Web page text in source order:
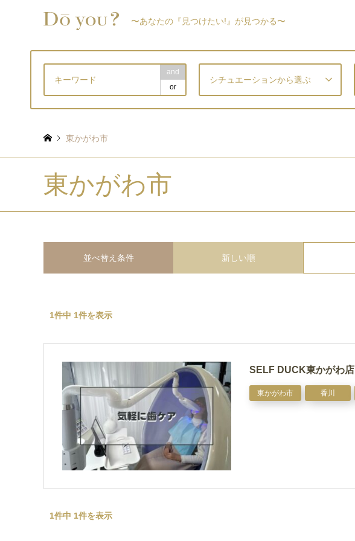
〜あなたの『見つけたい!』が見つかる〜
and
or
シチュエーションから選ぶ
東かがわ市
東かがわ市
並べ替え条件 新しい順
1件中 1件を表示
SELF DUCK東かがわ店
東かがわ市 香川
1件中 1件を表示